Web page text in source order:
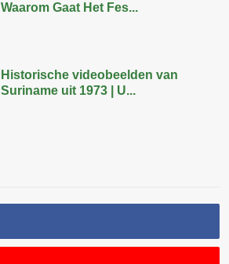
Waarom Gaat Het Fes...
Historische videobeelden van
Suriname uit 1973 | U...